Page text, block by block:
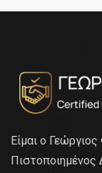
Είμαι ο
Πιστοποιημένος